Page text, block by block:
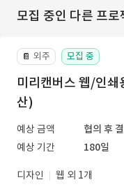
모집 중인 다른 프로
📔 외주 모집 중
미리캔버스 웹/인쇄
산)
예상 금액
협의 후
예상 기간
180일
디자인
웹 외 1개